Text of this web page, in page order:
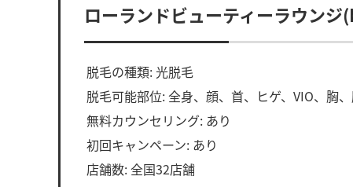
ローランドビューティーラウン
脱毛の種類: 光脱毛
脱毛可能部位: 全身、顔、首、ヒゲ、VIO、胸
無料カウンセリング: あり
初回キャンペーン: あり
店舗数: 全国32店舗